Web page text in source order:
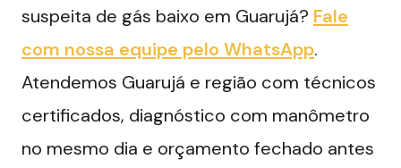
suspeita de gás baixo em Guarujá? Fale
com nossa equipe pelo WhatsApp.
Atendemos Guarujá e região com técnicos
certificados, diagnóstico com manômetro
no mesmo dia e orçamento fechado antes